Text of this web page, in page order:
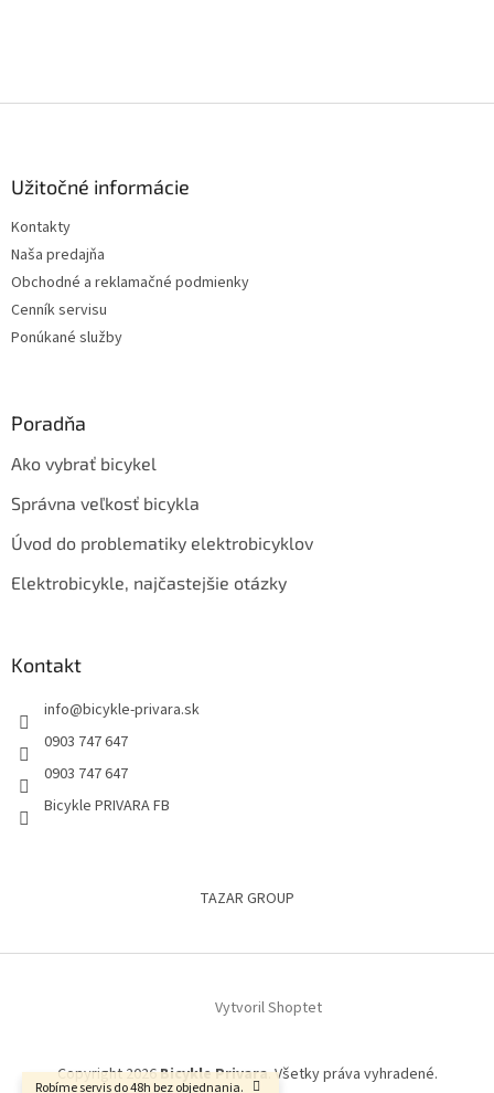
Robíme servis do 48h bez objednania.
Užitočné informácie
Kontakty
Naša predajňa
Obchodné a reklamačné podmienky
Cenník servisu
Ponúkané služby
Poradňa
Ako vybrať bicykel
Správna veľkosť bicykla
Úvod do problematiky elektrobicyklov
Elektrobicykle, najčastejšie otázky
Kontakt
info@bicykle-privara.sk
0903 747 647
0903 747 647
Bicykle PRIVARA FB
TAZAR GROUP
Vytvoril Shoptet
Copyright 2026Bicykle Privara. Všetky práva vyhradené.